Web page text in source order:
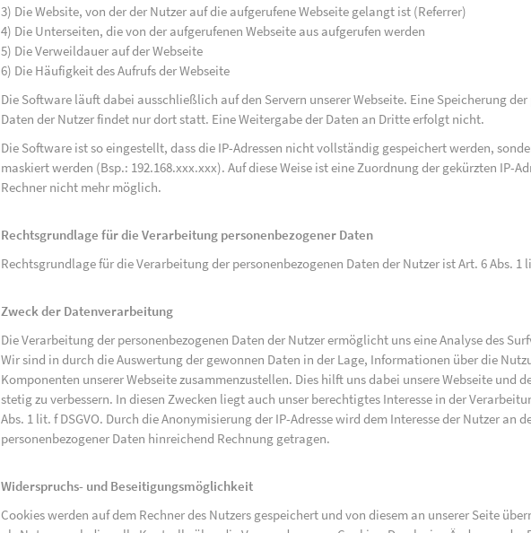
3) Die Website, von der der Nutzer auf die aufgerufene Webseite gelangt ist (Referrer)
4) Die Unterseiten, die von der aufgerufenen Webseite aus aufgerufen werden
5) Die Verweildauer auf der Webseite
6) Die Häufigkeit des Aufrufs der Webseite
Die Software läuft dabei ausschließlich auf den Servern unserer Webseite. Eine Speicherung der
Daten der Nutzer findet nur dort statt. Eine Weitergabe der Daten an Dritte erfolgt nicht.
Die Software ist so eingestellt, dass die IP-Adressen nicht vollständig gespeichert werden,
maskiert werden (Bsp.: 192.168.xxx.xxx). Auf diese Weise ist eine Zuordnung der gekürzten IP-
Rechner nicht mehr möglich.
Rechtsgrundlage für die Verarbeitung personenbezogener Daten
Rechtsgrundlage für die Verarbeitung der personenbezogenen Daten der Nutzer ist Art. 6 Abs. 1
Zweck der Datenverarbeitung
Die Verarbeitung der personenbezogenen Daten der Nutzer ermöglicht uns eine Analyse des
Wir sind in durch die Auswertung der gewonnen Daten in der Lage, Informationen über die
Komponenten unserer Webseite zusammenzustellen. Dies hilft uns dabei unsere Webseite und
stetig zu verbessern. In diesen Zwecken liegt auch unser berechtigtes Interesse in der
Abs. 1 lit. f DSGVO. Durch die Anonymisierung der IP-Adresse wird dem Interesse der Nutzer an
personenbezogener Daten hinreichend Rechnung getragen.
Widerspruchs- und Beseitigungsmöglichkeit
Cookies werden auf dem Rechner des Nutzers gespeichert und von diesem an unserer Seite